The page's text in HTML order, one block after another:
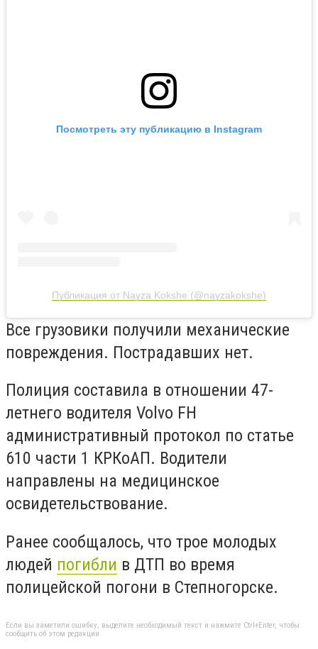
Посмотреть эту публикацию в Instagram
Публикация от Nayza Kokshe (@nayzakokshe)
Все грузовики получили механические
повреждения. Пострадавших нет.
Полиция составила в отношении 47-
летнего водителя Volvo FH
административный протокол по статье
610 части 1 КРКоАП. Водители
направлены на медицинское
освидетельствование.
Ранее сообщалось, что трое молодых
людей погибли в ДТП во время
полицейской погони в Степногорске.
Если вы заметили ошибку, выделите необходимый текст и нажмите Ctrl+Enter, чтобы
сообщить об этом редакции